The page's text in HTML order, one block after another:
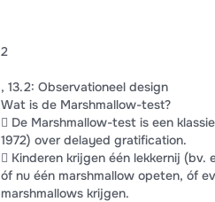
2
, 13.2: Observationeel design
Wat is de Marshmallow-test?
 De Marshmallow-test is een
1972) over delayed gratification.
 Kinderen krijgen één lekkernij (bv.
óf nu één marshmallow opeten, óf
marshmallows krijgen.